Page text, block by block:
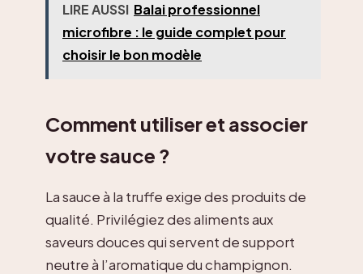
LIRE AUSSI Balai professionnel
microfibre : le guide complet pour
choisir le bon modèle
Comment utiliser et associer
votre sauce ?
La sauce à la truffe exige des produits de
qualité. Privilégiez des aliments aux
saveurs douces qui servent de support
neutre à l’aromatique du champignon.